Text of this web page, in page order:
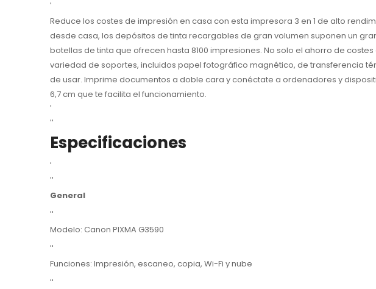
'
Reduce los costes de impresión en casa con esta impresora 3 en 1 de alto
desde casa, los depósitos de tinta recargables de gran volumen suponen un
botellas de tinta que ofrecen hasta 8100 impresiones. No solo el ahorro de
variedad de soportes, incluidos papel fotográfico magnético, de transferencia
de usar. Imprime documentos a doble cara y conéctate a ordenadores y
6,7 cm que te facilita el funcionamiento.
'
''
Especificaciones
'
''
General
''
Modelo: Canon PIXMA G3590
''
Funciones: Impresión, escaneo, copia, Wi-Fi y nube
''